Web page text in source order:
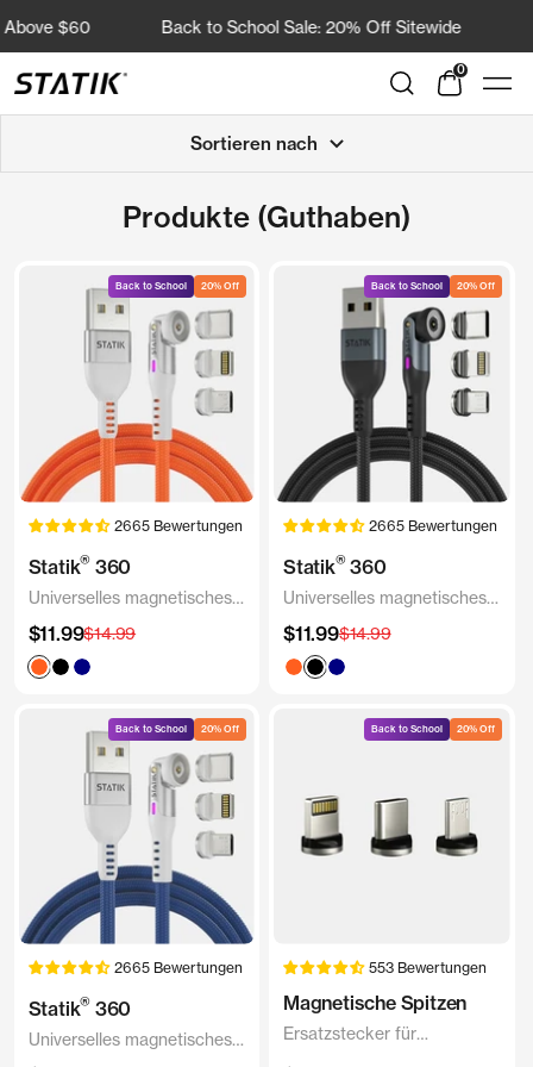
Inhalt
$60 Back to School Sale: 20% Off Sitewide
Shop
Statik
0
Sortieren nach
Produkte (Guthaben)
Back to School 20% Off
2665 Bewertungen
Statik® 360
Universelles magnetisches
Ladekabel | Nylongeflecht
Angebotspreis
$11.99Regulärer
Preis
$14.99
Blaze
Black
Navy
Back to School 20% Off
2665 Bewertungen
Statik®360
Universelles magnetisches
Ladekabel | Nylongeflecht
Angebotspreis
$11.99Regulärer
Preis
$14.99
Blaze
Black
Navy
Back to School 20% Off
2665 Bewertungen
Statik® 360
Universelles magnetisches
Ladekabel | Nylongeflecht
Back to School 20% Off
553 Bewertungen
Magnetische Spitzen
Ersatzstecker für